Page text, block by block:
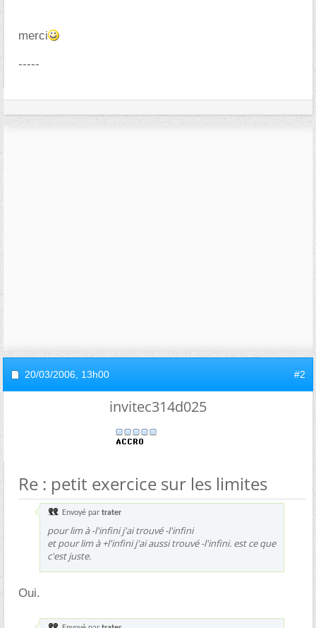
merci
-----
20/03/2006, 13h00 #2
invitec314d025
Re : petit exercice sur les limites
Envoyé par trater
pour lim à -l'infini j'ai trouvé -l'infini
et pour lim à +l'infini j'ai aussi trouvé -l'infini. est ce que
c'est juste.
Oui.